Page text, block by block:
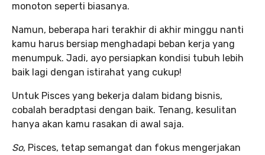
monoton seperti biasanya.
Namun, beberapa hari terakhir di akhir minggu nanti
kamu harus bersiap menghadapi beban kerja yang
menumpuk. Jadi, ayo persiapkan kondisi tubuh lebih
baik lagi dengan istirahat yang cukup!
Untuk Pisces yang bekerja dalam bidang bisnis,
cobalah beradptasi dengan baik. Tenang, kesulitan
hanya akan kamu rasakan di awal saja.
So, Pisces, tetap semangat dan fokus mengerjakan